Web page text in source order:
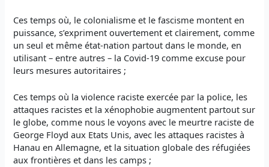
Ces temps où, le colonialisme et le fascisme montent en
puissance, s’expriment ouvertement et clairement, comme
un seul et même état-nation partout dans le monde, en
utilisant – entre autres – la Covid-19 comme excuse pour
leurs mesures autoritaires ;
Ces temps où la violence raciste exercée par la police, les
attaques racistes et la xénophobie augmentent partout sur
le globe, comme nous le voyons avec le meurtre raciste de
George Floyd aux Etats Unis, avec les attaques racistes à
Hanau en Allemagne, et la situation globale des réfugiées
aux frontières et dans les camps ;